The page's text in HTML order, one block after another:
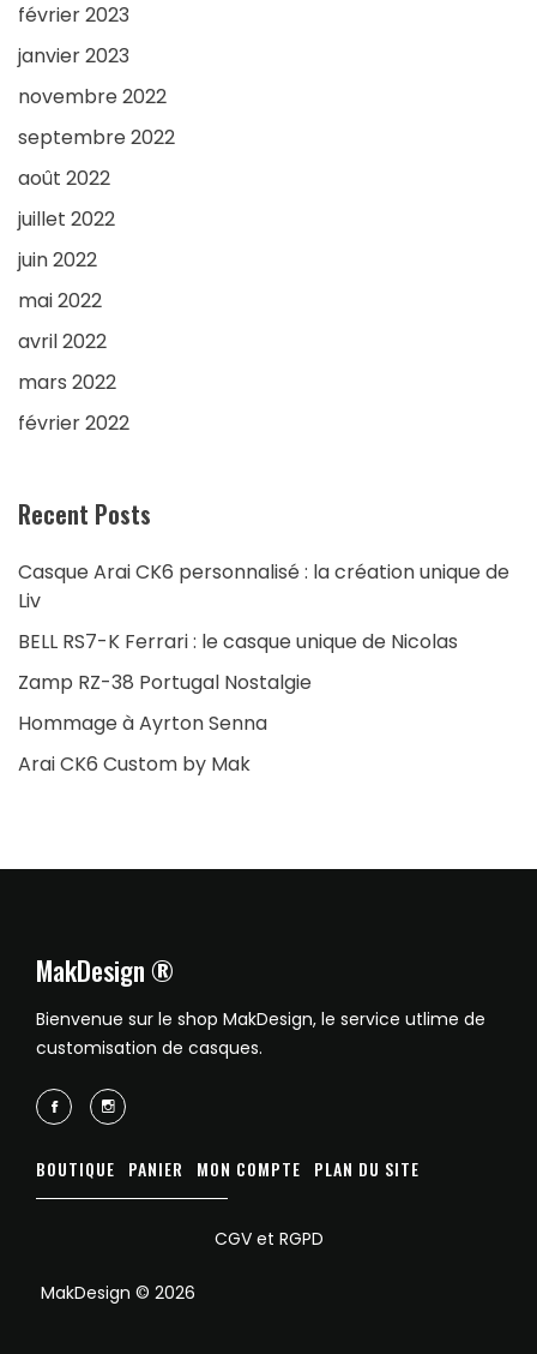
février 2023
janvier 2023
novembre 2022
septembre 2022
août 2022
juillet 2022
juin 2022
mai 2022
avril 2022
mars 2022
février 2022
Recent Posts
Casque Arai CK6 personnalisé : la création unique de
Liv
BELL RS7-K Ferrari : le casque unique de Nicolas
Zamp RZ-38 Portugal Nostalgie
Hommage à Ayrton Senna
Arai CK6 Custom by Mak
MakDesign ®
Bienvenue sur le shop MakDesign, le service utlime de
customisation de casques.
BOUTIQUE PANIER MON COMPTE PLAN DU SITE
CGV et RGPD
MakDesign © 2026